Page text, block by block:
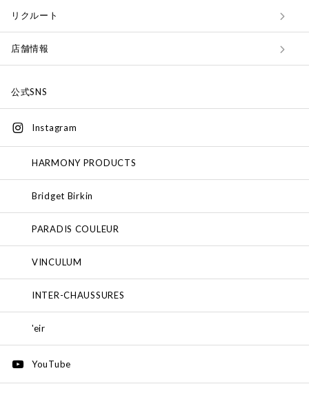
リクルート
店舗情報
公式SNS
Instagram
HARMONY PRODUCTS
Bridget Birkin
PARADIS COULEUR
VINCULUM
INTER-CHAUSSURES
'eir
YouTube